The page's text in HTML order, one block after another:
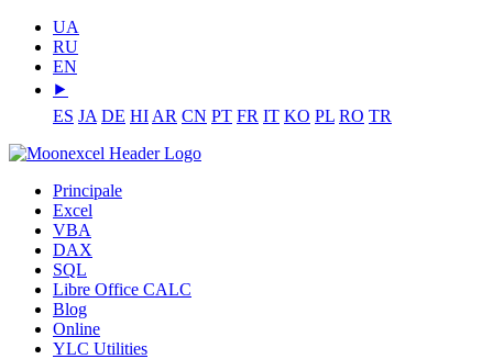
UA
RU
EN
⯈
ES JA DE HI AR CN PT FR IT KO PL RO TR
Principale
Excel
VBA
DAX
SQL
Libre Office CALC
Blog
Online
YLC Utilities